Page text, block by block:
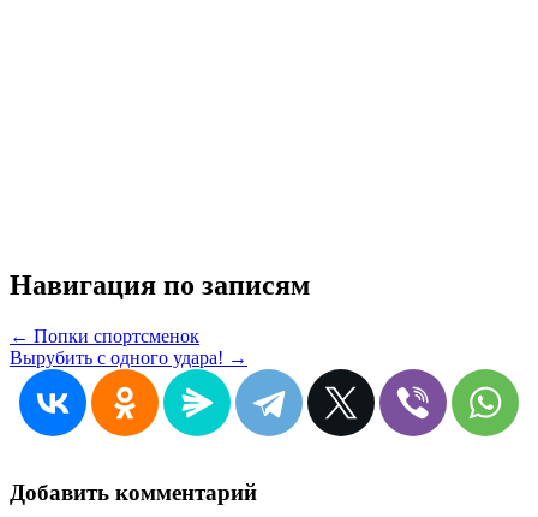
Навигация по записям
← Попки спортсменок
Вырубить с одного удара! →
Добавить комментарий